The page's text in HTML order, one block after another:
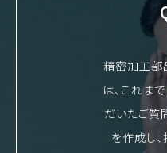
精密加工部
は、これま
だいたご質
を作成し、